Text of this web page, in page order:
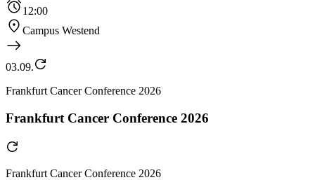
12:00
Campus Westend
03.09.
Frankfurt Cancer Conference 2026
Frankfurt Cancer Conference 2026
Frankfurt Cancer Conference 2026